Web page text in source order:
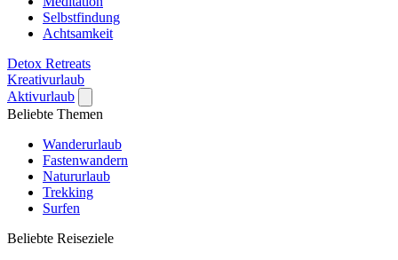
Selbstfindung
Achtsamkeit
Detox Retreats
Kreativurlaub
Aktivurlaub
Beliebte Themen
Wanderurlaub
Fastenwandern
Natururlaub
Trekking
Surfen
Beliebte Reiseziele